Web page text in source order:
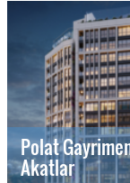
Polat
Akatlar